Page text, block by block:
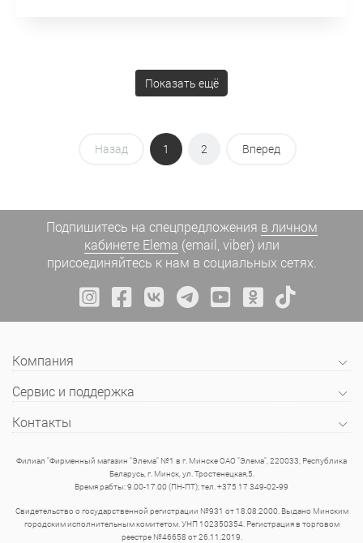
Показать ещё
Назад 1 2 Вперед
Подпишитесь на спецпредложения в личном
кабинете Elema (email, viber) или
присоединяйтесь к нам в социальных сетях.
Компания
Сервис и поддержка
Контакты
Филиал "Фирменный магазин "Элема" №1 в г. Минске ОАО "Элема", 220033, Республика
Беларусь, г. Минск, ул. Тростенецкая,5.
Время рабты: 9.00-17.00 (ПН-ПТ); тел. +375 17 349-02-99
Свидетельство о государственной регистрации №931 от 18.08.2000. Выдано Минским
городским исполнительным комитетом. УНП 102350354. Регистрация в торговом
реестре №46658 от 26.11.2019.